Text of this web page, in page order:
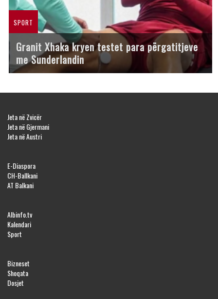
SPORT
Granit Xhaka kryen testet para përgatitjeve
me Sunderlandin
Jeta në Zvicër
Jeta në Gjermani
Jeta në Austri
E-Diaspora
CH-Ballkani
AT Balkani
Albinfo.tv
Kalendari
Sport
Bizneset
Shoqata
Dosjet